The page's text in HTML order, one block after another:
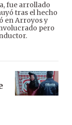
fue arrollado
tras el hecho
en Arroyos y
pero